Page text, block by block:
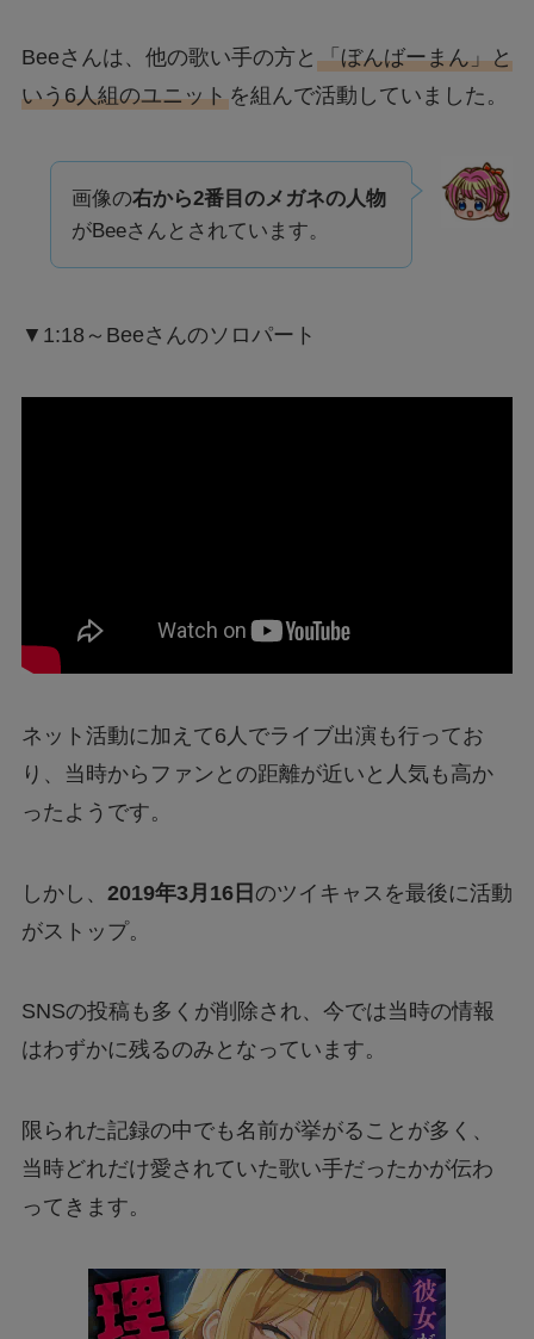
Beeさんは、他の歌い手の方と 「ぼんばーまん」と
いう6人組のユニットを組んで活動していました。
画像の右から2番目のメガネの人物
がBeeさんとされています。
▼1:18～Beeさんのソロパート
ネット活動に加えて6人でライブ出演も行ってお
り、当時からファンとの距離が近いと人気も高か
ったようです。
しかし、 2019年3月16日 のツイキャスを最後に活動
がストップ。
SNSの投稿も多くが削除され、今では当時の情報
はわずかに残るのみとなっています。
限られた記録の中でも名前が挙がることが多く、
当時どれだけ愛されていた歌い手だったかが伝わ
ってきます。